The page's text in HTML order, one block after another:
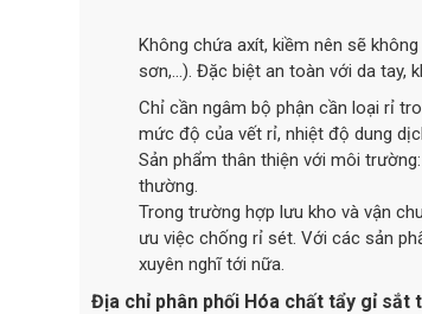
Không chứa axít, kiềm nên sẽ
sơn,...). Đặc biệt an toàn với da tay,
Chỉ cần ngâm bộ phận cần loại rỉ
mức độ của vết rỉ, nhiệt độ dung
Sản phẩm thân thiện với môi
thường.
Trong trường hợp lưu kho và vận
ưu việc chống rỉ sét. Với các sản
xuyên nghĩ tới nữa.
Địa chỉ phân phối Hóa chất tẩy gỉ sắt